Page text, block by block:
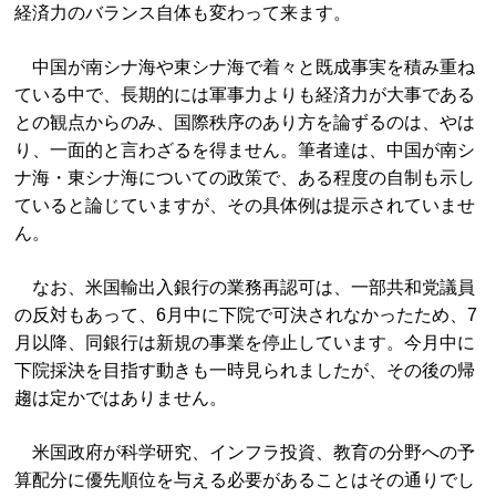
経済力のバランス自体も変わって来ます。
中国が南シナ海や東シナ海で着々と既成事実を積み重ね
ている中で、長期的には軍事力よりも経済力が大事である
との観点からのみ、国際秩序のあり方を論ずるのは、やは
り、一面的と言わざるを得ません。筆者達は、中国が南シ
ナ海・東シナ海についての政策で、ある程度の自制も示し
ていると論じていますが、その具体例は提示されていませ
ん。
なお、米国輸出入銀行の業務再認可は、一部共和党議員
の反対もあって、6月中に下院で可決されなかったため、7
月以降、同銀行は新規の事業を停止しています。今月中に
下院採決を目指す動きも一時見られましたが、その後の帰
趨は定かではありません。
米国政府が科学研究、インフラ投資、教育の分野への予
算配分に優先順位を与える必要があることはその通りでし